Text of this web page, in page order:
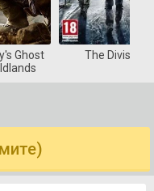
Ghost
The Division